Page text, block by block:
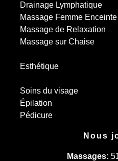
Drainage Lymphatique
Massage Femme Enceinte
Massage de Relaxation
Massage sur Chaise
Esthétique
Soins du visage
Épilation
Pédicure
Nous
Massages: